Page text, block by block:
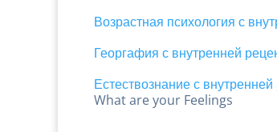
Возрастная психология с
Георгафия с внутренней
Естествознание с
What are your Feelings